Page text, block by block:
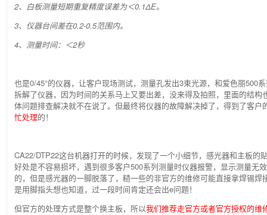
2、白板测量短期重复精度误差为＜0.1ΔE。
3、仪器台间差在0.2-0.5范围内。
4、测量时间：＜2秒
也是0/45°的仪器，让客户现场测试，测量孔发出3束光源，和爱色丽500
拆解了仪器，因为时间的关系马上又要出差，没来得及拍照，里面的结构
体问题排查解决就不在说了。但最终将仪器的故障解决掉了，得到了客户
忙处理的！
CA22/DTP22这台机器打开的时候，发现了一个小细节，感光器和主板的
好处是不容易损坏，遇到很多客户500系列测量时仪器报警，显示测量无
的，但是感光器的一脚脱落了，糙一些的非官方的维修可能直接拿焊锡焊
是用脚指头想也知道，过一段时间肯定还会出e问题！
但官方的处理方式是整个换主板，所以我们推荐走官方或者官方授权的维